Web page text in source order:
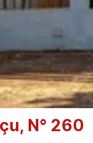
N° 260